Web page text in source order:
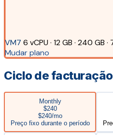
VM7 6 vCPU · 12 GB · 240 GB
Mudar plano
Ciclo de facturação
Monthly
$240
$240/mo
Preço fixo durante o período